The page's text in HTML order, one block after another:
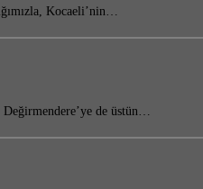
Kocaeli’nin…
de üstün…